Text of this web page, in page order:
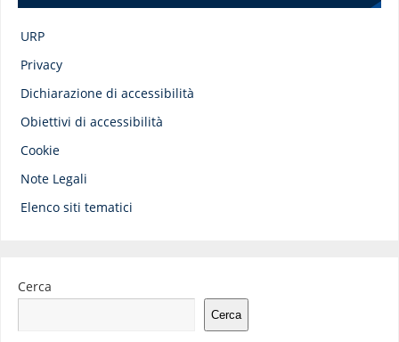
URP
Privacy
Dichiarazione di accessibilità
Obiettivi di accessibilità
Cookie
Note Legali
Elenco siti tematici
Cerca
Cerca